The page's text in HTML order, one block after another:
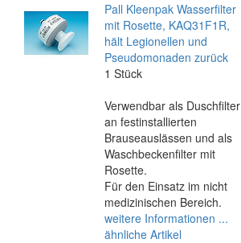
Pall Kleenpak Wasserfilter
mit Rosette, KAQ31F1R,
hält Legionellen und
Pseudomonaden zurück
1 Stück
Verwendbar als Duschfilter
an festinstallierten
Brauseauslässen und als
Waschbeckenfilter mit
Rosette.
Für den Einsatz im nicht
medizinischen Bereich.
weitere Informationen ...
ähnliche Artikel